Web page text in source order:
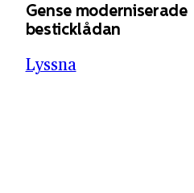
Gense moderniserade
besticklådan
Lyssna